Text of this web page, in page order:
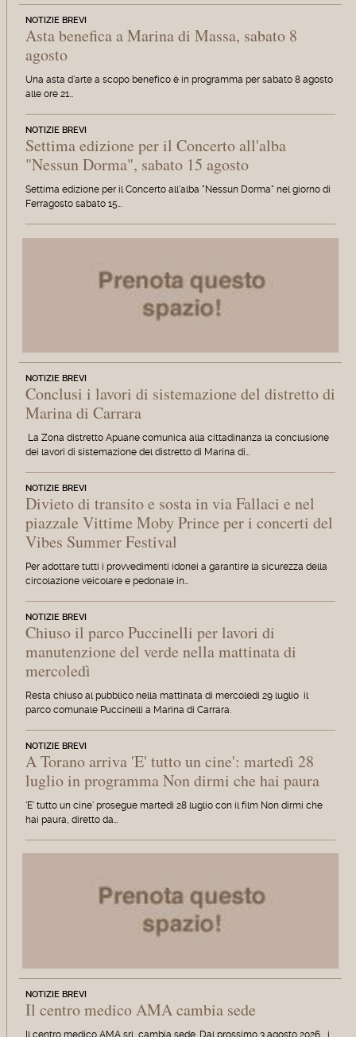
NOTIZIE BREVI
Asta benefica a Marina di Massa, sabato 8
agosto
Una asta d'arte a scopo benefico è in programma per sabato 8 agosto
alle ore 21…
NOTIZIE BREVI
Settima edizione per il Concerto all'alba
"Nessun Dorma", sabato 15 agosto
Settima edizione per il Concerto all'alba "Nessun Dorma" nel giorno di
Ferragosto sabato 15…
NOTIZIE BREVI
Conclusi i lavori di sistemazione del distretto di
Marina di Carrara
La Zona distretto Apuane comunica alla cittadinanza la conclusione
dei lavori di sistemazione del distretto di Marina di…
NOTIZIE BREVI
Divieto di transito e sosta in via Fallaci e nel
piazzale Vittime Moby Prince per i concerti del
Vibes Summer Festival
Per adottare tutti i provvedimenti idonei a garantire la sicurezza della
circolazione veicolare e pedonale in…
NOTIZIE BREVI
Chiuso il parco Puccinelli per lavori di
manutenzione del verde nella mattinata di
mercoledì
Resta chiuso al pubblico nella mattinata di mercoledì 29 luglio il
parco comunale Puccinelli a Marina di Carrara.
NOTIZIE BREVI
A Torano arriva 'E' tutto un cine': martedì 28
luglio in programma Non dirmi che hai paura
'E' tutto un cine' prosegue martedì 28 luglio con il film Non dirmi che
hai paura, diretto da…
NOTIZIE BREVI
Il centro medico AMA cambia sede
Il centro medico AMA srl cambia sede. Dal prossimo 3 agosto 2026, i